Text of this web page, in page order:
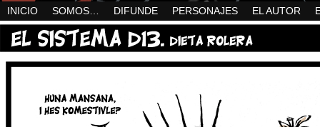
INICIO SOMOS… DIFUNDE PERSONAJES EL AUTOR